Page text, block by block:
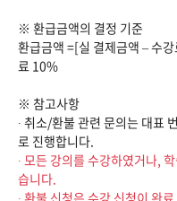
※ 환급금액의 결정 기준
환급금액 =[실 결제금액 – 수
료 10%
※ 참고사항
∙ 취소/환불 관련 문의는 대표
로 진행합니다.
∙ 모든 강의를 수강하였거나,
습니다.
∙ 환불 신청은 수강 신청이 완